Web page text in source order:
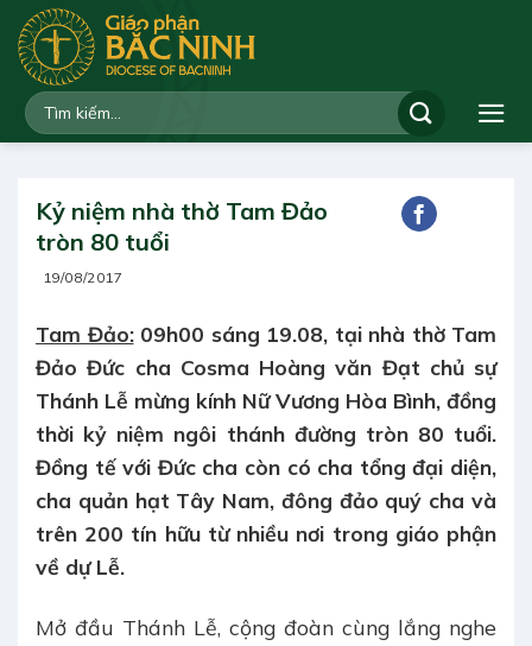
qua
dung
Kỷ niệm nhà thờ Tam Đảo
tròn 80 tuổi
19/08/2017
Tam Đảo:09h00 sáng 19.08, tại nhà thờ Tam
Đảo Đức cha Cosma Hoàng văn Đạt chủ sự
Thánh Lễ mừng kính Nữ Vương Hòa Bình, đồng
thời kỷ niệm ngôi thánh đường tròn 80 tuổi.
Đồng tế với Đức cha còn có cha tổng đại diện,
cha quản hạt Tây Nam, đông đảo quý cha và
trên 200 tín hữu từ nhiều nơi trong giáo phận
về dự Lễ.
Mở đầu Thánh Lễ, cộng đoàn cùng lắng nghe